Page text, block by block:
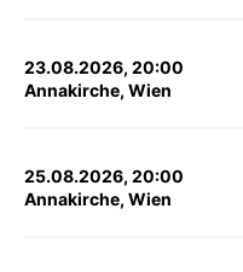
23.08.2026, 20:00
Annakirche, Wien
25.08.2026, 20:00
Annakirche, Wien